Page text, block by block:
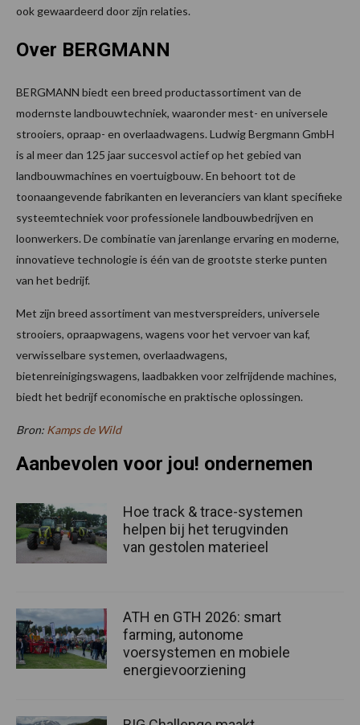
ook gewaardeerd door zijn relaties.
Over BERGMANN
BERGMANN biedt een breed productassortiment van de
modernste landbouwtechniek, waaronder mest- en universele
strooiers, opraap- en overlaadwagens. Ludwig Bergmann GmbH
is al meer dan 125 jaar succesvol actief op het gebied van
landbouwmachines en voertuigbouw. En behoort tot de
toonaangevende fabrikanten en leveranciers van klant specifieke
systeemtechniek voor professionele landbouwbedrijven en
loonwerkers. De combinatie van jarenlange ervaring en moderne,
innovatieve technologie is één van de grootste sterke punten
van het bedrijf.
Met zijn breed assortiment van mestverspreiders, universele
strooiers, opraapwagens, wagens voor het vervoer van kaf,
verwisselbare systemen, overlaadwagens,
bietenreinigingswagens, laadbakken voor zelfrijdende machines,
biedt het bedrijf economische en praktische oplossingen.
Bron: Kamps de Wild
Aanbevolen voor jou! ondernemen
Hoe track & trace-systemen
helpen bij het terugvinden
van gestolen materieel
ATH en GTH 2026: smart
farming, autonome
voersystemen en mobiele
energievoorziening